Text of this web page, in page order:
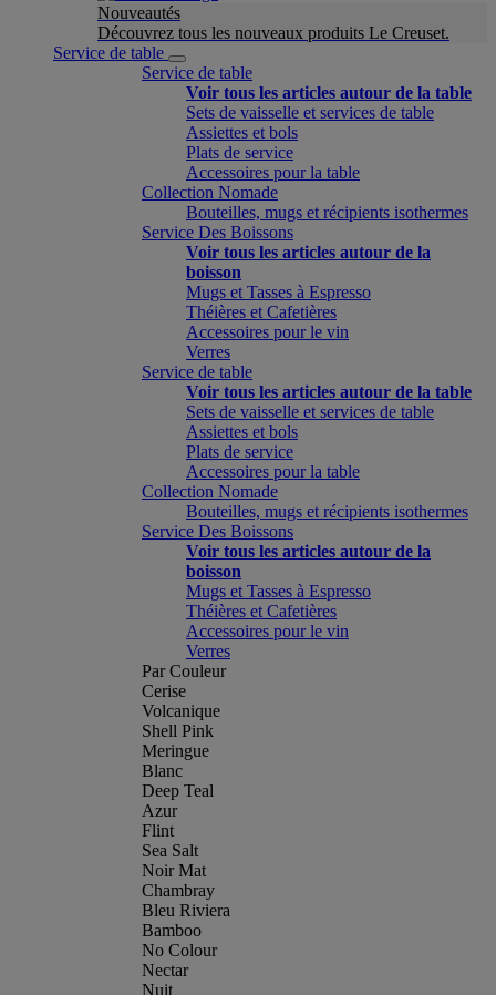
Nouveautés
Découvrez tous les nouveaux produits Le Creuset.
Service de table
Service de table
Voir tous les articles autour de la table
Sets de vaisselle et services de table
Assiettes et bols
Plats de service
Accessoires pour la table
Collection Nomade
Bouteilles, mugs et récipients isothermes
Service Des Boissons
Voir tous les articles autour de la
boisson
Mugs et Tasses à Espresso
Théières et Cafetières
Accessoires pour le vin
Verres
Service de table
Voir tous les articles autour de la table
Sets de vaisselle et services de table
Assiettes et bols
Plats de service
Accessoires pour la table
Collection Nomade
Bouteilles, mugs et récipients isothermes
Service Des Boissons
Voir tous les articles autour de la
boisson
Mugs et Tasses à Espresso
Théières et Cafetières
Accessoires pour le vin
Verres
Par Couleur
Cerise
Volcanique
Shell Pink
Meringue
Blanc
Deep Teal
Azur
Flint
Sea Salt
Noir Mat
Chambray
Bleu Riviera
Bamboo
No Colour
Nectar
Nuit